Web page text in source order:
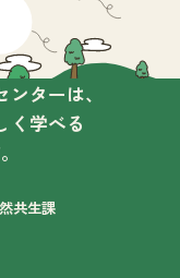
ターは、
く学べる
共生課